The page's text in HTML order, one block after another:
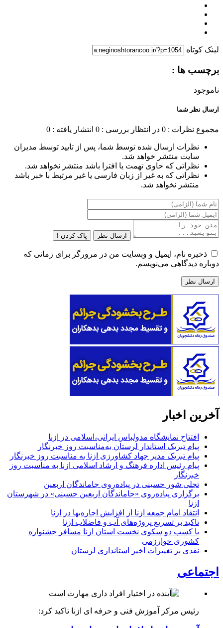
لینک کوتاه
برچسب ها :
ناموجود
ارسال نظر شما
مجموع نظرات : 0 در انتظار بررسی : 0 انتشار یافته : 0
نظرات ارسال شده توسط شما، پس از تایید توسط مدیران
سایت منتشر خواهد شد.
نظراتی که حاوی تهمت یا افترا باشد منتشر نخواهد شد.
نظراتی که به غیر از زبان فارسی یا غیر مرتبط با خبر باشد
منتشر نخواهد شد.
ارسال نظر پاک کردن !
ذخیره نام، ایمیل و وبسایت من در مرورگر برای زمانی که
دوباره دیدگاهی می‌نویسم.
آخرین اخبار
افتتاح نمایشگاه مدولباس ایرانی،اسلامی در ازنا
پیام تبریک استاندار لرستان به‌مناسبت روز خبرنگار
پیام تبریک مدیر جهاد کشاورزی ازنا به مناسبت روز خبرنگار
پیام رئیس اداره فرهنگ و ارشاد اسلامی ازنا به مناسبت روز
خبرنگار
تجلی شور حسینی در پیاده‌روی جاماندگان اربعین
برگزاری پیاده‌روی «جاماندگان اربعین حسینی» در شهرستان
ازنا
انتقاد امام جمعه ازنا از افزایش اجاره‌بها در ازنا
تاکید بر تسریع پروژه‌های آب و فاضلاب ازنا
با کسب دو سکوی نخست استان ازنا مسافر جشنواره
کشوری خوارزمی
نقدی بر تغییرات اخیر استانداری لرستان
اجتماعی
رئیس مرکز آموزش فنی و حرفه ای ازنا تاکید کرد: